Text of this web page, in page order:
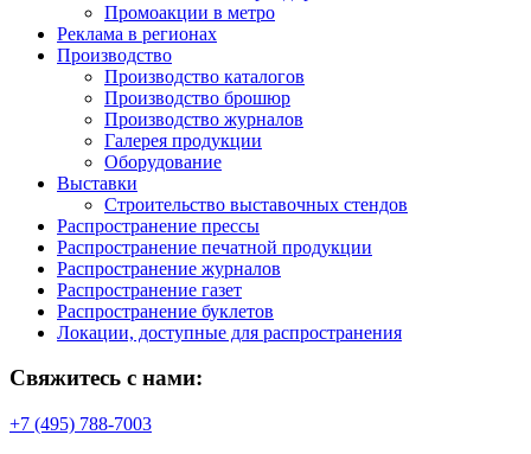
Промоакции в метро
Реклама в регионах
Производство
Производство каталогов
Производство брошюр
Производство журналов
Галерея продукции
Оборудование
Выставки
Строительство выставочных стендов
Распространение прессы
Распространение печатной продукции
Распространение журналов
Распространение газет
Распространение буклетов
Локации, доступные для распространения
Свяжитесь с нами:
+7 (495) 788-7003